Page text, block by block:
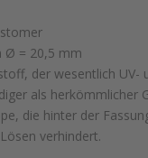
Ø = 20,5 mm
der wesentlich UV-
als herkömmlicher
die hinter der
verhindert.